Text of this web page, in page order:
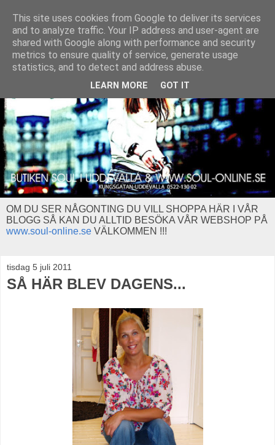
OM DU SER NÅGONTING DU VILL SHOPPA HÄR I VÅR
BLOGG SÅ KAN DU ALLTID BESÖKA VÅR WEBSHOP PÅ
www.soul-online.se VÄLKOMMEN !!!
tisdag 5 juli 2011
SÅ HÄR BLEV DAGENS...
This site uses cookies from Google to deliver its services
and to analyze traffic. Your IP address and user-agent are
shared with Google along with performance and security
metrics to ensure quality of service, generate usage
statistics, and to detect and address abuse.
LEARN MORE GOT IT